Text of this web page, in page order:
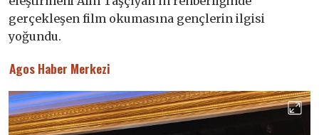
gerçekleşen film okumasına gençlerin ilgisi
yoğundu.
Agos Haber Merkezi